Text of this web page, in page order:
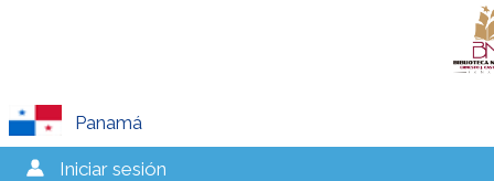
Panamá
Iniciar sesión